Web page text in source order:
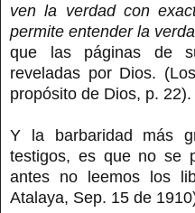
ven la verdad con
permite entender la
que las páginas de
reveladas por Dios.
propósito de Dios, p. 22).
Y la barbaridad más
testigos, es que no se
antes no leemos los
Atalaya, Sep. 15 de